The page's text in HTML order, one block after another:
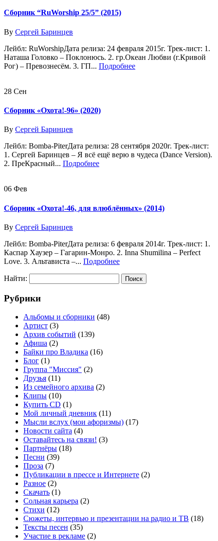
Сборник “RuWorship 25/5” (2015)
By Сергей Баринцев
Лейбл: RuWorshipДата релиза: 24 февраля 2015г. Трек-лист: 1.
Наташа Головко – Поклонюсь. 2. гр.Океан Любви (г.Кривой
Рог) – Превознесём. 3. ГП... Подробнее
28 Сен
Сборник «Охота!-96» (2020)
By Сергей Баринцев
Лейбл: Bomba-PiterДата релиза: 28 сентября 2020г. Трек-лист:
1. Сергей Баринцев – Я всё ещё верю в чудеса (Dance Version).
2. ПреКрасный... Подробнее
06 Фев
Сборник «Охота!-46, для влюблённых» (2014)
By Сергей Баринцев
Лейбл: Bomba-PiterДата релиза: 6 февраля 2014г. Трек-лист: 1.
Каспар Хаузер – Гагарин-Монро. 2. Inna Shumilina – Perfect
Love. 3. Альтависта –... Подробнее
Найти:
Рубрики
Альбомы и сборники (48)
Артист (3)
Архив событий (139)
Афиша (2)
Байки про Владика (16)
Блог (1)
Группа "Миссия" (2)
Друзья (11)
Из семейного архива (2)
Клипы (10)
Купить CD (1)
Мой личный дневник (11)
Мысли вслух (мои афоризмы) (17)
Новости сайта (4)
Оставайтесь на связи! (3)
Партнёры (18)
Песни (39)
Проза (7)
Публикации в прессе и Интернете (2)
Разное (2)
Скачать (1)
Сольная карьера (2)
Стихи (12)
Сюжеты, интервью и презентации на радио и ТВ (18)
Тексты песен (35)
Участие в рекламе (2)